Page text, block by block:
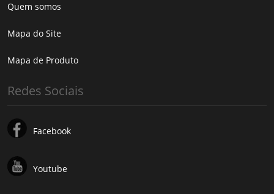
Quem somos
Mapa do Site
Mapa de Produto
Redes Sociais
Facebook
Youtube